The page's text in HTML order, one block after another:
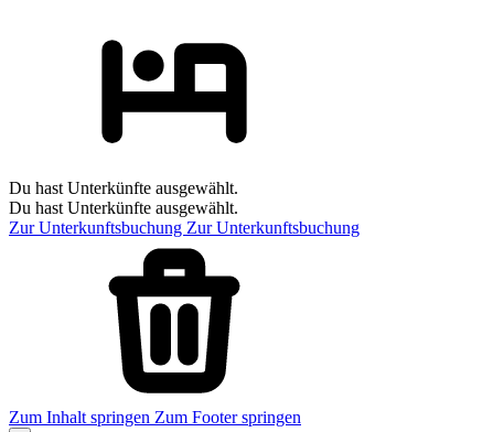
Du hast Unterkünfte ausgewählt.
Du hast Unterkünfte ausgewählt.
Zur Unterkunftsbuchung Zur Unterkunftsbuchung
Zum Inhalt springen Zum Footer springen